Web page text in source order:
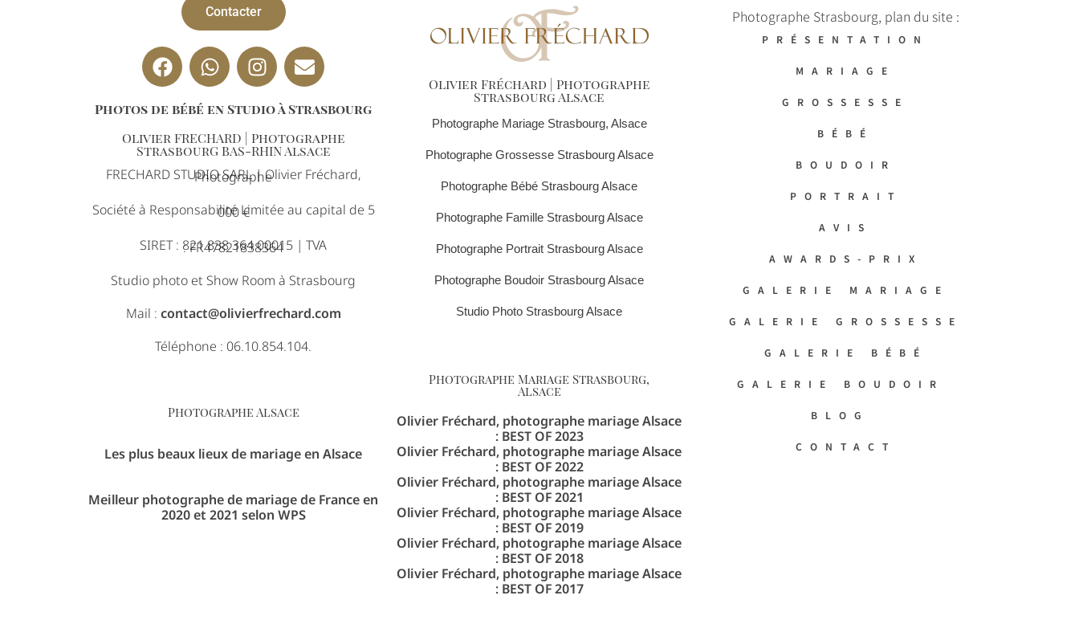
Contacter
Photos de bébé en Studio à Strasbourg
Olivier FRECHARD | Photographe
StrasbourG BAS-RHIN Alsace
FRECHARD STUDIO SARL | Olivier Fréchard,
Photographe
Société à Responsabilité Limitée au capital de 5
000 €
SIRET : 821 838 364 00015 | TVA
: FR47821838364
Studio photo et Show Room à Strasbourg
Mail : contact@olivierfrechard.com
Téléphone : 06.10.854.104.
Photographe Alsace
Les plus beaux lieux de mariage en Alsace
Meilleur photographe de mariage de France en
2020 et 2021 selon WPS
Olivier Fréchard | Photographe
Strasbourg Alsace
Photographe Mariage Strasbourg, Alsace
Photographe Grossesse Strasbourg Alsace
Photographe Bébé Strasbourg Alsace
Photographe Famille Strasbourg Alsace
Photographe Portrait Strasbourg Alsace
Photographe Boudoir Strasbourg Alsace
Studio Photo Strasbourg Alsace
Photographe Mariage Strasbourg,
Alsace
Olivier Fréchard, photographe mariage Alsace
: BEST OF 2023
Olivier Fréchard, photographe mariage Alsace
: BEST OF 2022
Olivier Fréchard, photographe mariage Alsace
: BEST OF 2021
Olivier Fréchard, photographe mariage Alsace
: BEST OF 2019
Olivier Fréchard, photographe mariage Alsace
: BEST OF 2018
Olivier Fréchard, photographe mariage Alsace
: BEST OF 2017
Photographe Strasbourg, plan du site :
PRÉSENTATION
MARIAGE
GROSSESSE
BÉBÉ
BOUDOIR
PORTRAIT
AVIS
AWARDS-PRIX
GALERIE MARIAGE
GALERIE GROSSESSE
GALERIE BÉBÉ
GALERIE BOUDOIR
BLOG
CONTACT